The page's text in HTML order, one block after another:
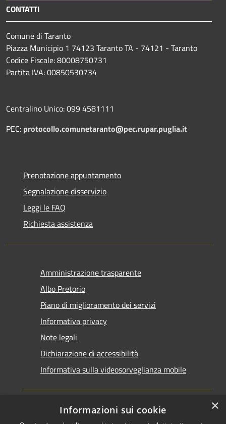
CONTATTI
Comune di Taranto
Piazza Municipio 1 74123 Taranto TA - 74121 - Taranto
Codice Fiscale: 80008750731
Partita IVA: 00850530734
Centralino Unico: 099 4581111
PEC: protocollo.comunetaranto@pec.rupar.puglia.it
Prenotazione appuntamento
Segnalazione disservizio
Leggi le FAQ
Richiesta assistenza
Amministrazione trasparente
Albo Pretorio
Piano di miglioramento dei servizi
Informativa privacy
Note legali
Dichiarazione di accessibilità
Informativa sulla videosorveglianza mobile
×
Informazioni sui cookie